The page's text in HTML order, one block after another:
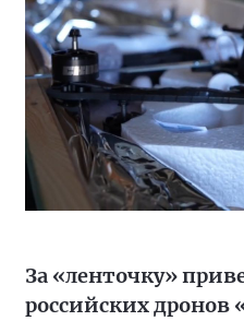
За «ленточку»
российских дронов